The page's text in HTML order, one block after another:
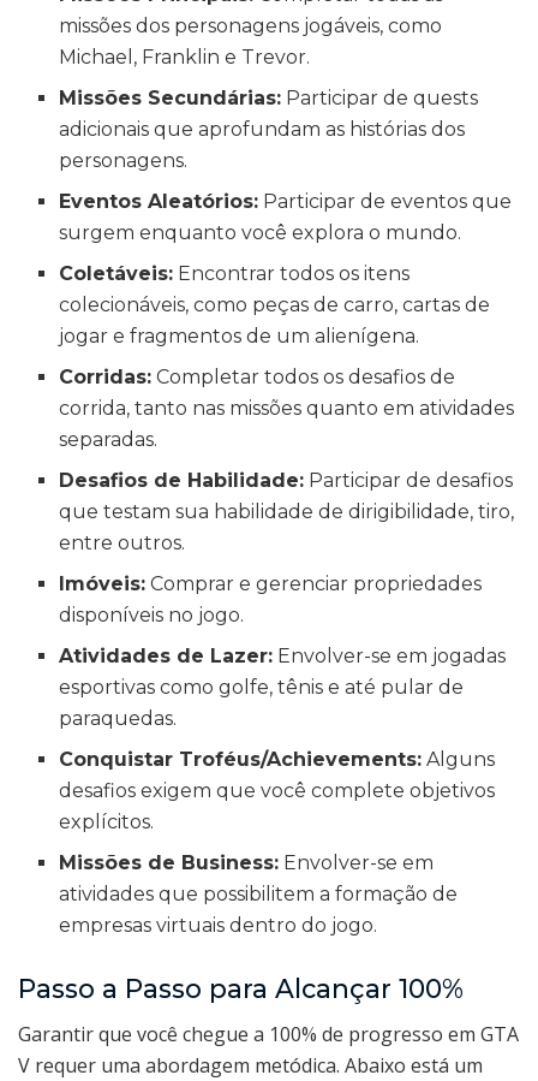
missões dos personagens jogáveis, como
Michael, Franklin e Trevor.
Missões Secundárias: Participar de quests
adicionais que aprofundam as histórias dos
personagens.
Eventos Aleatórios: Participar de eventos que
surgem enquanto você explora o mundo.
Coletáveis: Encontrar todos os itens
colecionáveis, como peças de carro, cartas de
jogar e fragmentos de um alienígena.
Corridas: Completar todos os desafios de
corrida, tanto nas missões quanto em atividades
separadas.
Desafios de Habilidade: Participar de desafios
que testam sua habilidade de dirigibilidade, tiro,
entre outros.
Imóveis: Comprar e gerenciar propriedades
disponíveis no jogo.
Atividades de Lazer: Envolver-se em jogadas
esportivas como golfe, tênis e até pular de
paraquedas.
Conquistar Troféus/Achievements: Alguns
desafios exigem que você complete objetivos
explícitos.
Missões de Business: Envolver-se em
atividades que possibilitem a formação de
empresas virtuais dentro do jogo.
Passo a Passo para Alcançar 100%
Garantir que você chegue a 100% de progresso em GTA
V requer uma abordagem metódica. Abaixo está um